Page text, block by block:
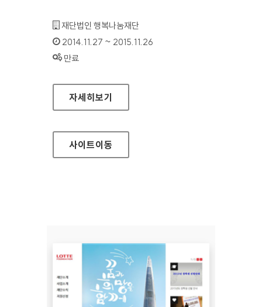
기관명 :
재단법인 행복나눔재단
인증기간 :
2014.11.27 ~ 2015.11.26
상태 :
만료
세상 홈페이지
자세히보기
사이트이동